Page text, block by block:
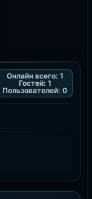
Онлайн всего: 1
Гостей: 1
Пользователей: 0